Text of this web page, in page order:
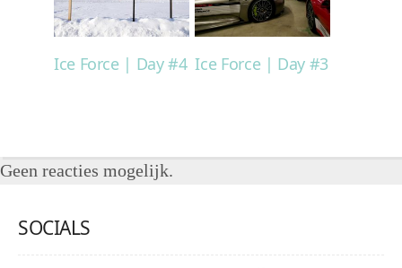
Ice Force | Day #4 Ice Force | Day #3
Geen reacties mogelijk.
SOCIALS